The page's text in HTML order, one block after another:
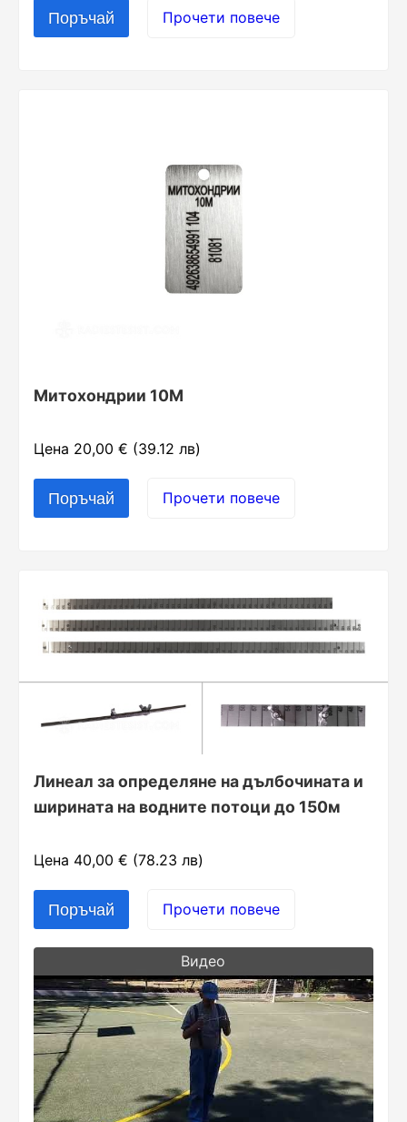
Прочети повече
Митохондрии 10М
Цена 20,00 € (39.12 лв)
Прочети повече
Линеал за определяне на дълбочината и
ширината на водните потоци до 150м
Цена 40,00 € (78.23 лв)
Прочети повече
Видео